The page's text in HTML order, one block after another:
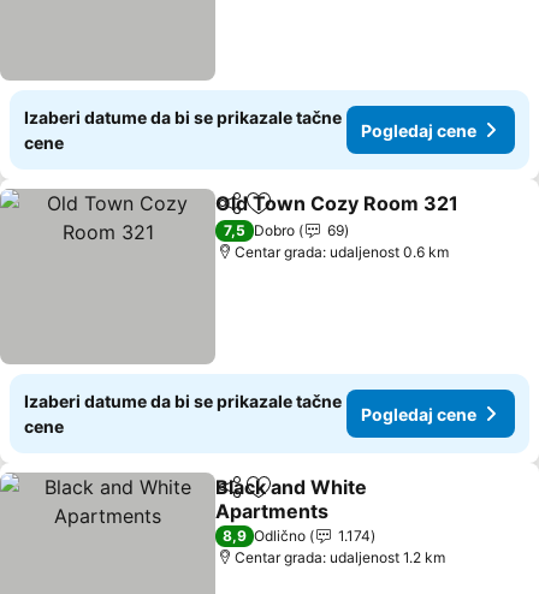
Izaberi datume da bi se prikazale tačne
cene
Pogledaj cene
Deli Dodati u favorite
Old Town Cozy Room 321
7,5 Dobro
69
Centar grada: udaljenost 0.6 km
Izaberi datume da bi se prikazale tačne
cene
Pogledaj cene
Deli Dodati u favorite
Black and White
Apartments
Pogledaj cene
8,9 Odlično
1.174
Centar grada: udaljenost 1.2 km